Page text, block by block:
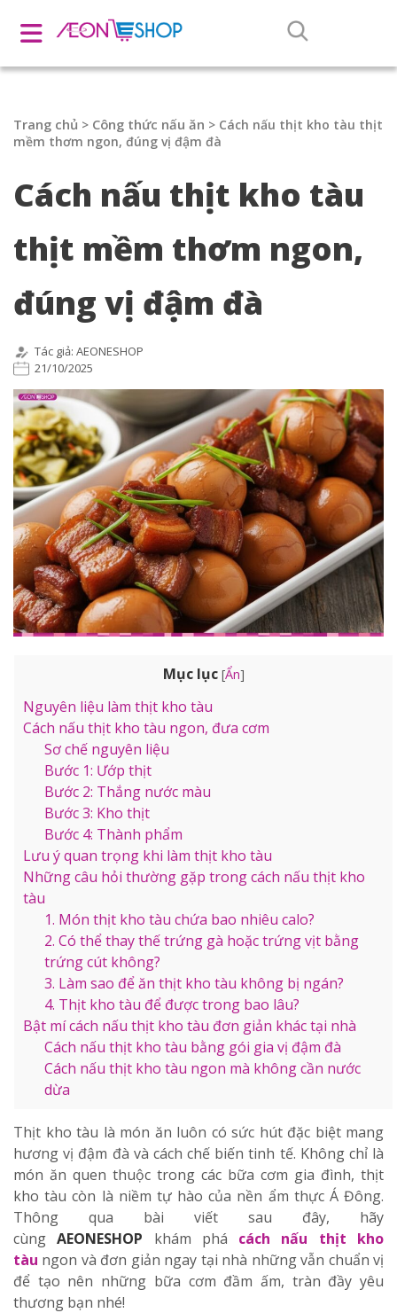
Trang chủ > Công thức nấu ăn > Cách nấu thịt kho tàu thịt
mềm thơm ngon, đúng vị đậm đà
Cách nấu thịt kho tàu
thịt mềm thơm ngon,
đúng vị đậm đà
Tác giả: AEONESHOP
21/10/2025
Mục lục [Ẩn]
Nguyên liệu làm thịt kho tàu
Cách nấu thịt kho tàu ngon, đưa cơm
Sơ chế nguyên liệu
Bước 1: Ướp thịt
Bước 2: Thắng nước màu
Bước 3: Kho thịt
Bước 4: Thành phẩm
Lưu ý quan trọng khi làm thịt kho tàu
Những câu hỏi thường gặp trong cách nấu thịt kho
tàu
1. Món thịt kho tàu chứa bao nhiêu calo?
2. Có thể thay thế trứng gà hoặc trứng vịt bằng
trứng cút không?
3. Làm sao để ăn thịt kho tàu không bị ngán?
4. Thịt kho tàu để được trong bao lâu?
Bật mí cách nấu thịt kho tàu đơn giản khác tại nhà
Cách nấu thịt kho tàu bằng gói gia vị đậm đà
Cách nấu thịt kho tàu ngon mà không cần nước
dừa
Thịt kho tàu là món ăn luôn có sức hút đặc biệt mang
hương vị đậm đà và cách chế biến tinh tế. Không chỉ là
món ăn quen thuộc trong các bữa cơm gia đình, thịt
kho tàu còn là niềm tự hào của nền ẩm thực Á Đông.
Thông qua bài viết sau đây, hãy
cùngAEONESHOP khám phá cách nấu thịt kho
tàu ngon và đơn giản ngay tại nhà những vẫn chuẩn vị
để tạo nên những bữa cơm đầm ấm, tràn đầy yêu
thương bạn nhé!